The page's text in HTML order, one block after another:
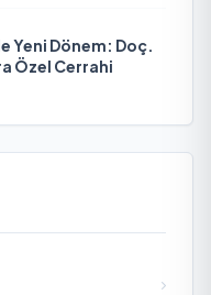
Yeni Dönem: Doç.
Özel Cerrahi